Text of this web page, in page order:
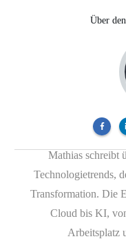
Über
Mathias schreibt
Technologietrends,
Transformation. Die
Cloud bis KI,
Arbeitsplatz